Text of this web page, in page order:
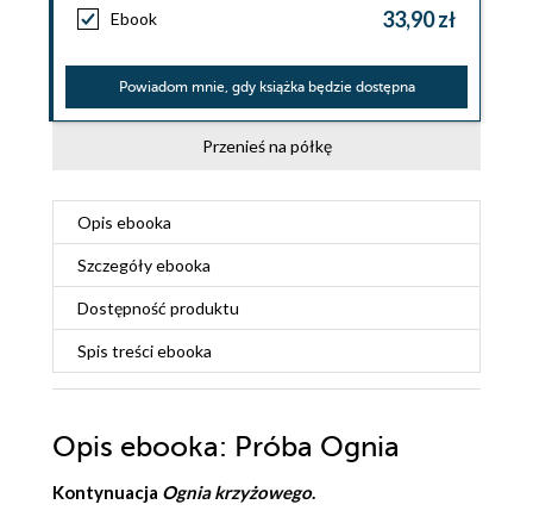
Ebook 33,90 zł
Powiadom mnie, gdy książka będzie dostępna
Przenieś na półkę
Opis ebooka
Szczegółyebooka
Dostępność produktu
Spis treściebooka
Opis ebooka: Próba Ognia
Kontynuacja Ognia krzyżowego.